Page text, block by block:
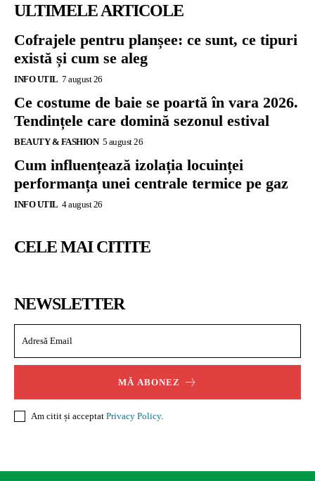
ULTIMELE ARTICOLE
Cofrajele pentru planșee: ce sunt, ce tipuri
există și cum se aleg
INFO UTIL 7 august 26
Ce costume de baie se poartă în vara 2026.
Tendințele care domină sezonul estival
BEAUTY & FASHION 5 august 26
Cum influențează izolația locuinței
performanța unei centrale termice pe gaz
INFO UTIL 4 august 26
CELE MAI CITITE
NEWSLETTER
MĂ ABONEZ
Am citit și acceptat Privacy Policy.